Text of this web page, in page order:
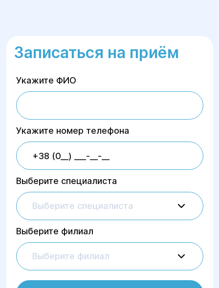
Записаться на приём
Укажите ФИО
Укажите номер телефона
Выберите специалиста
Выберите специалиста
Выберите филиал
Выберите филиал